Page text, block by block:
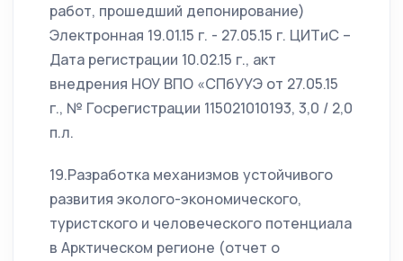
работ, прошедший депонирование)
Электронная 19.01.15 г. - 27.05.15 г. ЦИТиС –
Дата регистрации 10.02.15 г., акт
внедрения НОУ ВПО «СПбУУЭ от 27.05.15
г., № Госрегистрации 115021010193, 3,0 / 2,0
п.л.
19.Разработка механизмов устойчивого
развития эколого-экономического,
туристского и человеческого потенциала
в Арктическом регионе (отчет о